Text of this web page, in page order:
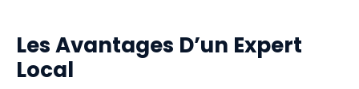
Les Avantages D’un Expert
Local